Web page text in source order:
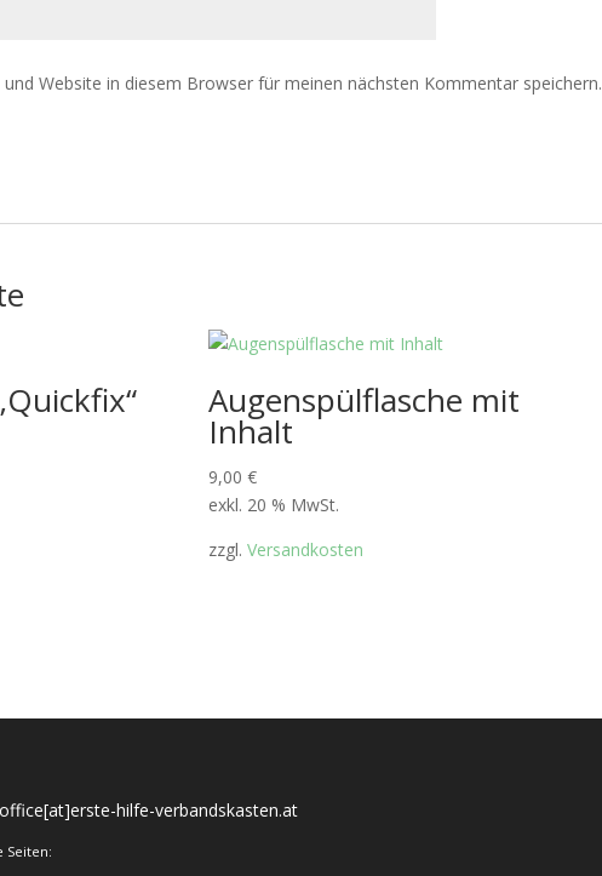
Website in diesem Browser für meinen nächsten Kommentar speichern.
Augenspülflasche mit
Inhalt
9,00 €
exkl. 20 % MwSt.
zzgl. Versandkosten
office[at]erste-hilfe-verbandskasten.at
Seiten: